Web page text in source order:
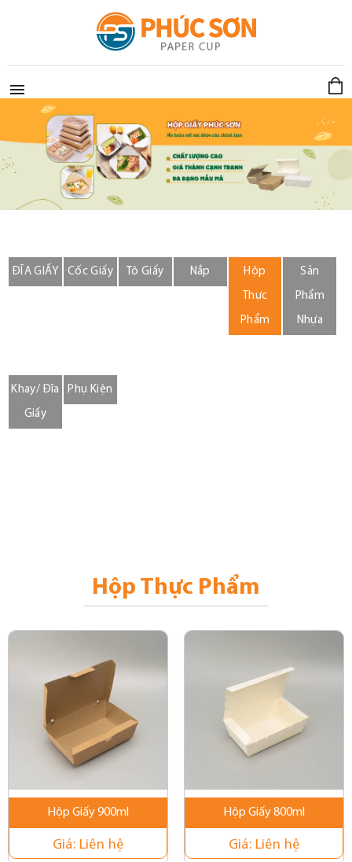

ĐĨA GIẤY Cốc Giấy Tô Giấy Nắp Hộp
Thực
Phẩm
Sản
Phẩm
Nhựa
Khay/ Đĩa
Giấy
Phụ Kiện
Hộp Thực Phẩm
Hộp Giấy 900ml
Giá: Liên hệ
Hộp Giấy 800ml
Giá: Liên hệ